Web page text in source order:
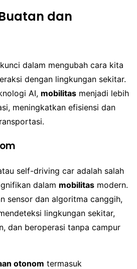
dan
dalam mengubah cara kita
dengan lingkungan sekitar.
AI, mobilitas menjadi lebih
meningkatkan efisiensi dan
self-driving car adalah salah
dalam mobilitas modern.
sensor dan algoritma canggih,
lingkungan sekitar,
dan beroperasi tanpa campur
otonom termasuk